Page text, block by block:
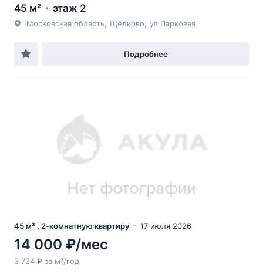
45 м² этаж 2
Московская область Щёлково ул Парковая
Подробнее
45 м² , 2-комнатную квартиру 17 июля 2026
14 000 ₽/мес
3 734 ₽ за м²/год